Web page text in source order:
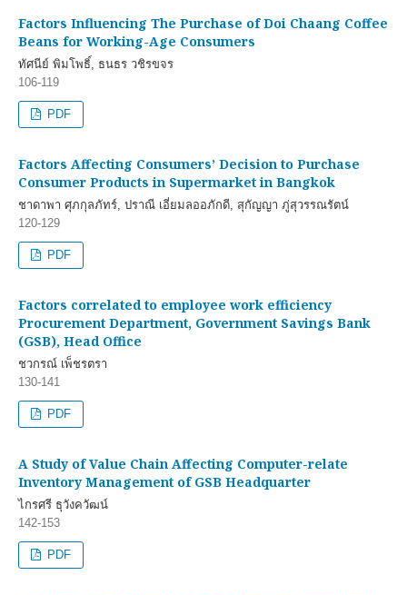
Factors Influencing The Purchase of Doi Chaang Coffee
Beans for Working-Age Consumers
ทัศนีย์ พิมโพธิ์, ธนธร วชิรขจร
106-119
PDF
Factors Affecting Consumers’ Decision to Purchase
Consumer Products in Supermarket in Bangkok
ชาดาพา ศุภกุลภัทร์, ปราณี เอี่ยมลออภักดี, สุกัญญา ภู่สุวรรณรัตน์
120-129
PDF
Factors correlated to employee work efficiency
Procurement Department, Government Savings Bank
(GSB), Head Office
ชวกรณ์ เพ็ชรตรา
130-141
PDF
A Study of Value Chain Affecting Computer-relate
Inventory Management of GSB Headquarter
ไกรศรี ธุวังควัฒน์
142-153
PDF